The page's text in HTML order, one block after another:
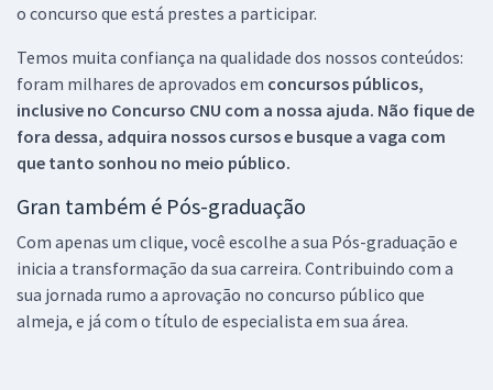
o concurso que está prestes a participar.
Temos muita confiança na qualidade dos nossos conteúdos:
foram milhares de aprovados em concursos públicos,
inclusive no Concurso CNU com a nossa ajuda. Não fique de
fora dessa, adquira nossos cursos e busque a vaga com
que tanto sonhou no meio público.
Gran também é Pós-graduação
Com apenas um clique, você escolhe a sua Pós-graduação e
inicia a transformação da sua carreira. Contribuindo com a
sua jornada rumo a aprovação no concurso público que
almeja, e já com o título de especialista em sua área.